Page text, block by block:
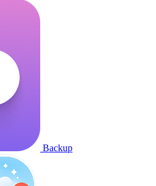
Backup